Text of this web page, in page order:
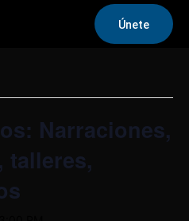
Únete
Narraciones,
talleres,